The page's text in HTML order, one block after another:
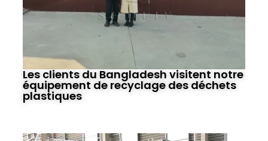
Les clients du Bangladesh visitent notre
équipement de recyclage des déchets
plastiques